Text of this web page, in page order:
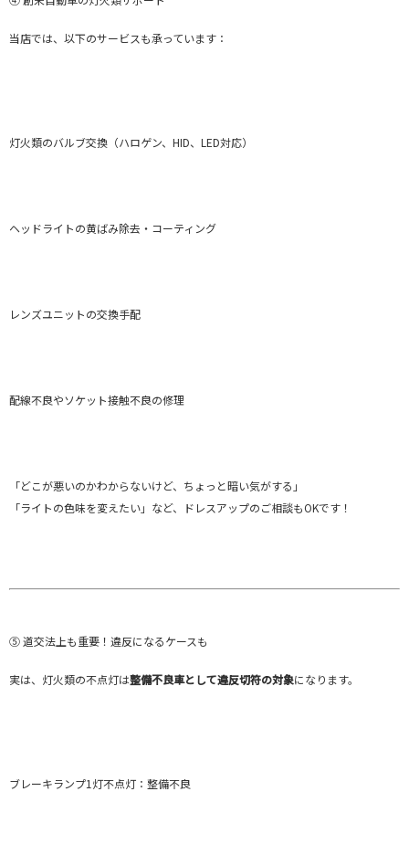
当店では、以下のサービスも承っています：
灯火類のバルブ交換（ハロゲン、HID、LED対応）
ヘッドライトの黄ばみ除去・コーティング
レンズユニットの交換手配
配線不良やソケット接触不良の修理
「どこが悪いのかわからないけど、ちょっと暗い気がする」
「ライトの色味を変えたい」など、ドレスアップのご相談もOKです！
⑤ 道交法上も重要！違反になるケースも
実は、灯火類の不点灯は整備不良車として違反切符の対象になります。
ブレーキランプ1灯不点灯：整備不良